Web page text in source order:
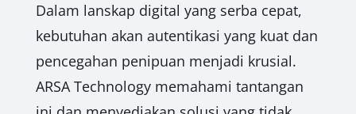
Dalam lanskap digital yang serba cepat,
kebutuhan akan autentikasi yang kuat dan
pencegahan penipuan menjadi krusial.
ARSA Technology memahami tantangan